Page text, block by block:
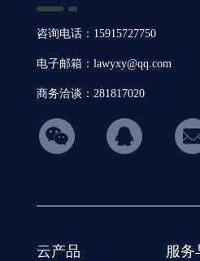
咨询电话：15915727750
电子邮箱：lawyxy@qq.com
商务洽谈：281817020
hicon34
云产品 服务